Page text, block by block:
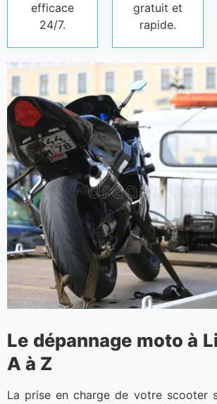
efficace
24/7.
gratuit et
rapide.
Le dépannage moto à
A à Z
La prise en charge de votre scooter